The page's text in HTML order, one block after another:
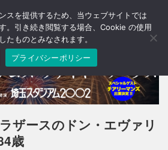
T
o
a
v
i
g
ザースのドン・エヴァリ
歳
スを提供するため、当ウェブサイトでは
。引き続き閲覧する場合、Cookie の使用
たものとみなされます。
プライバシーポリシー